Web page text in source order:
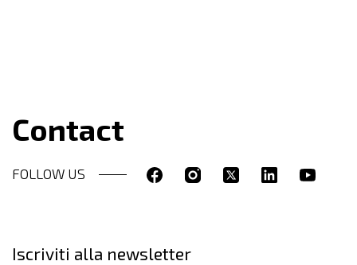
Contact
FOLLOW US
Iscriviti alla newsletter